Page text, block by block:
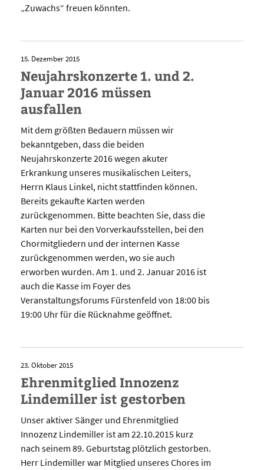
„Zuwachs“ freuen könnten.
15. Dezember 2015
Neujahrskonzerte 1. und 2.
Januar 2016 müssen
ausfallen
Mit dem größten Bedauern müssen wir
bekanntgeben, dass die beiden
Neujahrskonzerte 2016 wegen akuter
Erkrankung unseres musikalischen Leiters,
Herrn Klaus Linkel, nicht stattfinden können.
Bereits gekaufte Karten werden
zurückgenommen. Bitte beachten Sie, dass die
Karten nur bei den Vorverkaufsstellen, bei den
Chormitgliedern und der internen Kasse
zurückgenommen werden, wo sie auch
erworben wurden. Am 1. und 2. Januar 2016 ist
auch die Kasse im Foyer des
Veranstaltungsforums Fürstenfeld von 18:00 bis
19:00 Uhr für die Rücknahme geöffnet.
23. Oktober 2015
Ehrenmitglied Innozenz
Lindemiller ist gestorben
Unser aktiver Sänger und Ehrenmitglied
Innozenz Lindemiller ist am 22.10.2015 kurz
nach seinem 89. Geburtstag plötzlich gestorben.
Herr Lindemiller war Mitglied unseres Chores im